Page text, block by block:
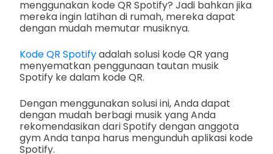
menggunakan kode QR Spotify? Jadi bahkan jika
mereka ingin latihan di rumah, mereka dapat
dengan mudah memutar musiknya.
Kode QR Spotifyadalah solusi kode QR yang
menyematkan penggunaan tautan musik
Spotify ke dalam kode QR.
Dengan menggunakan solusi ini, Anda dapat
dengan mudah berbagi musik yang Anda
rekomendasikan dari Spotify dengan anggota
gym Anda tanpa harus mengunduh aplikasi kode
Spotify.